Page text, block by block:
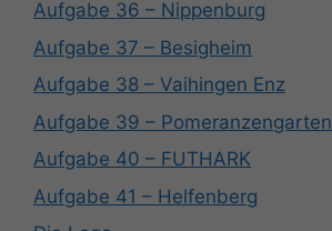
Aufgabe 36 – Nippenburg
Aufgabe 37 – Besigheim
Aufgabe 38 – Vaihingen Enz
Aufgabe 39 – Pomeranzengarten
Aufgabe 40 – FUTHARK
Aufgabe 41 – Helfenberg